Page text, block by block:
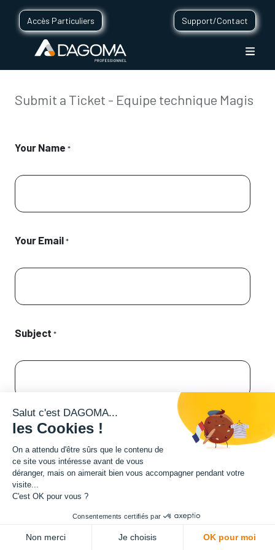
Accès Particuliers Support/Contact
Submit a Ticket - Equipe technique Magis
Your Name *
Your Email *
Subject *
Description
Salut c'est DAGOMA...
les Cookies !
On a attendu d'être sûrs que le contenu de
ce site vous intéresse avant de vous
déranger, mais on aimerait bien vous accompagner pendant votre
visite...
C'est OK pour vous ?
Consentements certifiés par
Non merci Je choisis OK pour moi